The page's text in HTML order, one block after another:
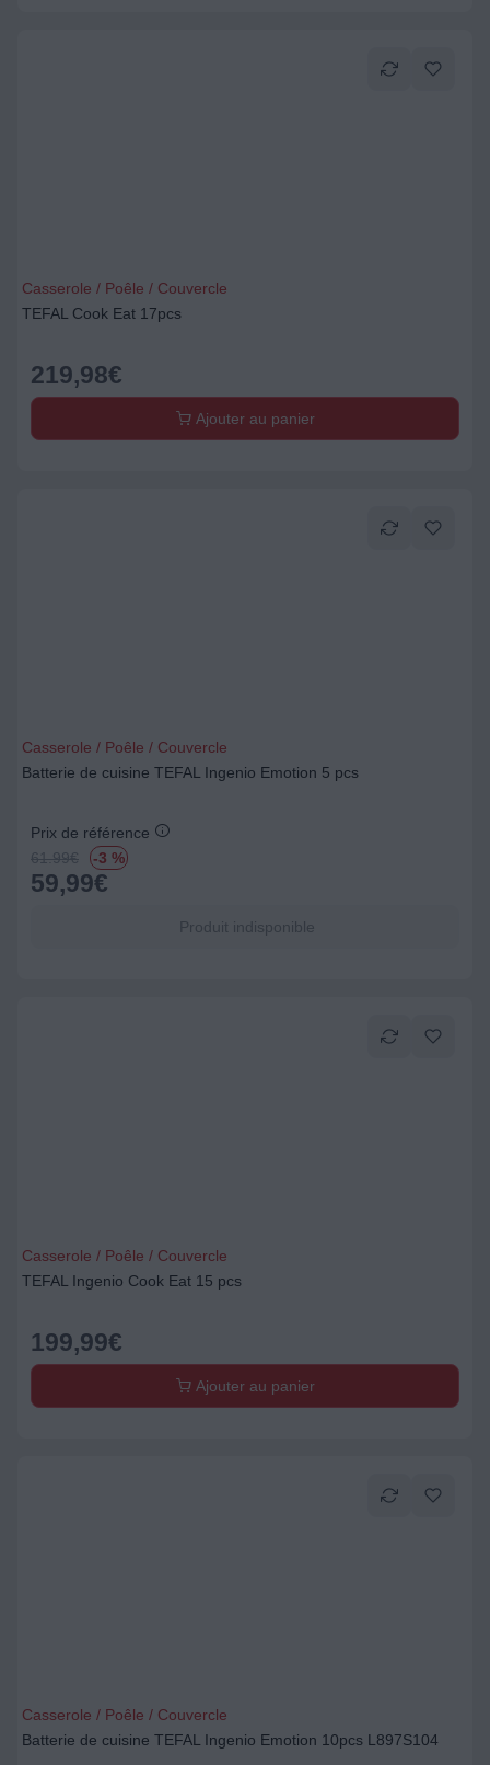
Casserole / Poêle / Couvercle
TEFAL Cook Eat 17pcs
219,98€
Ajouter au panier
Casserole / Poêle / Couvercle
Batterie de cuisine TEFAL Ingenio Emotion 5 pcs
Prix de référence
61.99€ -3 %
59,99€
Produit indisponible
Casserole / Poêle / Couvercle
TEFAL Ingenio Cook Eat 15 pcs
199,99€
Ajouter au panier
Casserole / Poêle / Couvercle
Batterie de cuisine TEFAL Ingenio Emotion 10pcs L897S104